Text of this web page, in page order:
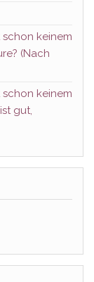
keinem
(Nach
keinem
gut,